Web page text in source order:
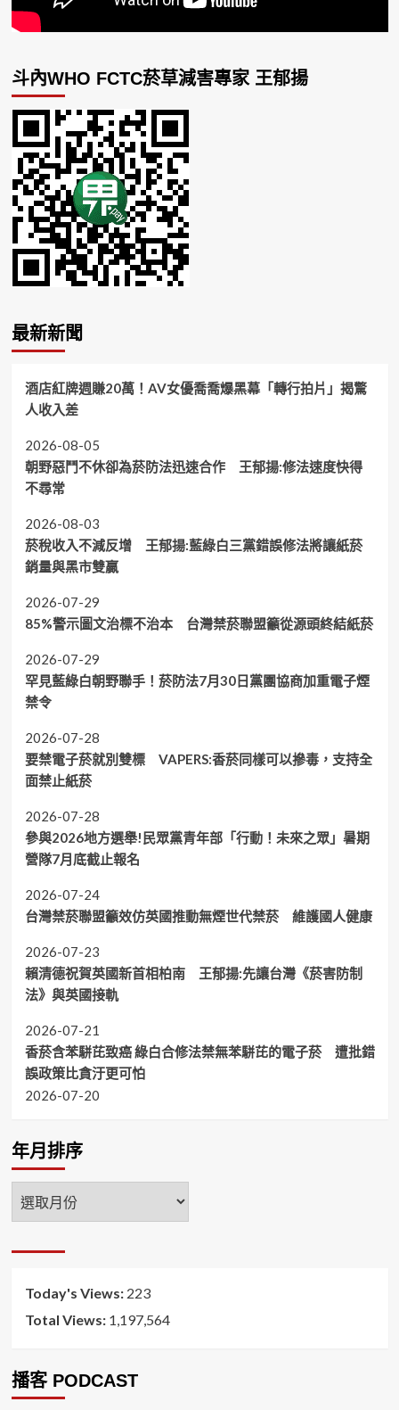
斗內WHO FCTC菸草減害專家 王郁揚
最新新聞
酒店紅牌週賺20萬！AV女優喬喬爆黑幕「轉行拍片」揭驚
人收入差
2026-08-05
朝野惡鬥不休卻為菸防法迅速合作 王郁揚:修法速度快得
不尋常
2026-08-03
菸稅收入不減反增 王郁揚:藍綠白三黨錯誤修法將讓紙菸
銷量與黑市雙贏
2026-07-29
85%警示圖文治標不治本 台灣禁菸聯盟籲從源頭終結紙菸
2026-07-29
罕見藍綠白朝野聯手！菸防法7月30日黨團協商加重電子煙
禁令
2026-07-28
要禁電子菸就別雙標 VAPERS:香菸同樣可以摻毒，支持全
面禁止紙菸
2026-07-28
參與2026地方選舉!民眾黨青年部「行動！未來之眾」暑期
營隊7月底截止報名
2026-07-24
台灣禁菸聯盟籲效仿英國推動無煙世代禁菸 維護國人健康
2026-07-23
賴清德祝賀英國新首相柏南 王郁揚:先讓台灣《菸害防制
法》與英國接軌
2026-07-21
香菸含苯駢芘致癌 綠白合修法禁無苯駢芘的電子菸 遭批錯
誤政策比貪汙更可怕
2026-07-20
年月排序
年
月
序
Today's Views: 223
Total Views: 1,197,564
播客 PODCAST